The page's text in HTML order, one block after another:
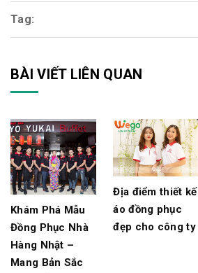
Tag:
BÀI VIẾT LIÊN QUAN
Khám Phá Mẫu
Đồng Phục Nhà
Hàng Nhật –
Mang Bản Sắc
Địa điểm thiết kế
áo đồng phục
đẹp cho công ty